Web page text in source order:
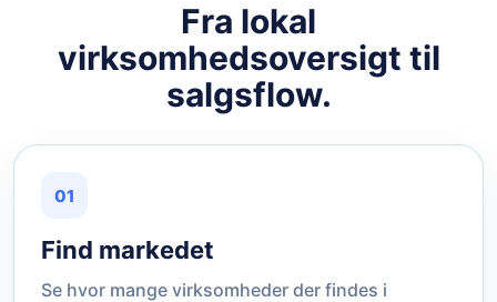
Fra lokal
virksomhedsoversigt til
salgsflow.
01
Find markedet
Se hvor mange virksomheder der findes i